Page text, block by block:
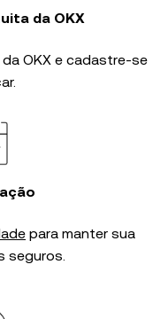
da OKX
OKX e cadastre-se
para manter sua
seguros.